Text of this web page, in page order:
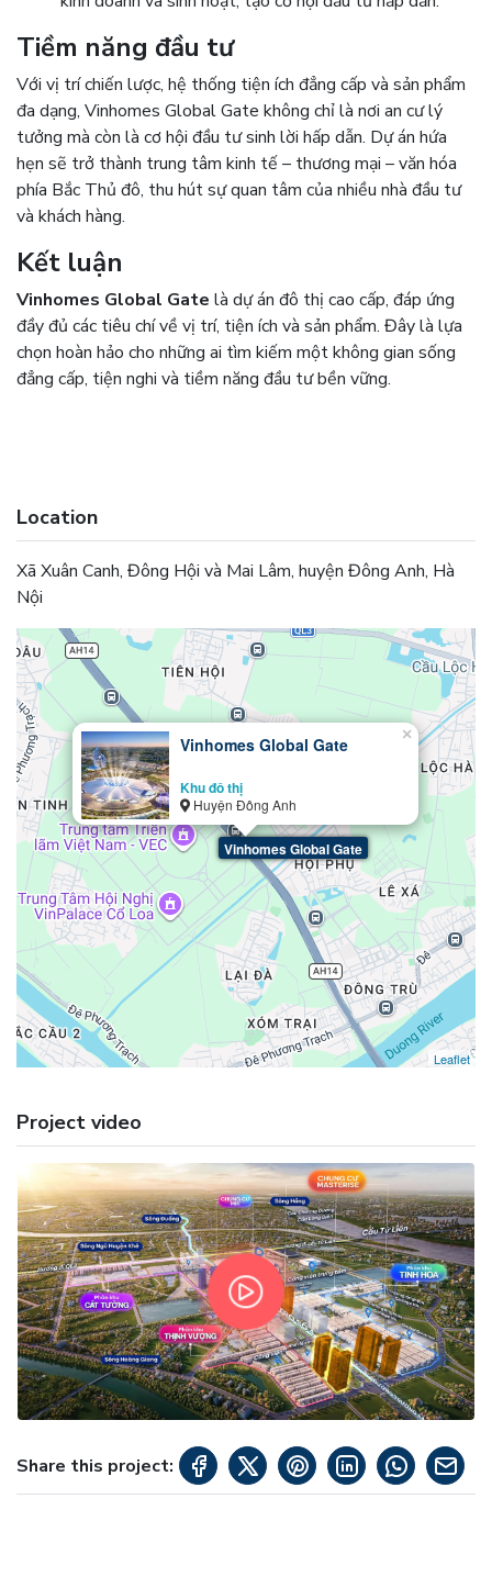
Tiềm năng đầu tư
Với vị trí chiến lược, hệ thống tiện ích đẳng cấp và sản phẩm
đa dạng, Vinhomes Global Gate không chỉ là nơi an cư lý
tưởng mà còn là cơ hội đầu tư sinh lời hấp dẫn. Dự án hứa
hẹn sẽ trở thành trung tâm kinh tế – thương mại – văn hóa
phía Bắc Thủ đô, thu hút sự quan tâm của nhiều nhà đầu tư
và khách hàng.
Kết luận
Vinhomes Global Gate là dự án đô thị cao cấp, đáp ứng
đầy đủ các tiêu chí về vị trí, tiện ích và sản phẩm. Đây là lựa
chọn hoàn hảo cho những ai tìm kiếm một không gian sống
đẳng cấp, tiện nghi và tiềm năng đầu tư bền vững.
Location
Xã Xuân Canh, Đông Hội và Mai Lâm, huyện Đông Anh, Hà
Nội
Vinhomes Global Gate
Vinhomes Global Gate
Khu đô thị
Huyện Đông Anh
×
Leaflet
Project video
Share this project: